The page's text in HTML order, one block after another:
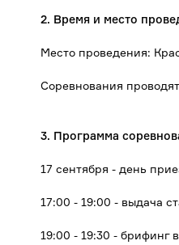
2. Время и место
Место проведения:
Соревнования
3. Программа
17 сентября - день
17:00 - 19:00 - выдача
19:00 - 19:30 - брифинг